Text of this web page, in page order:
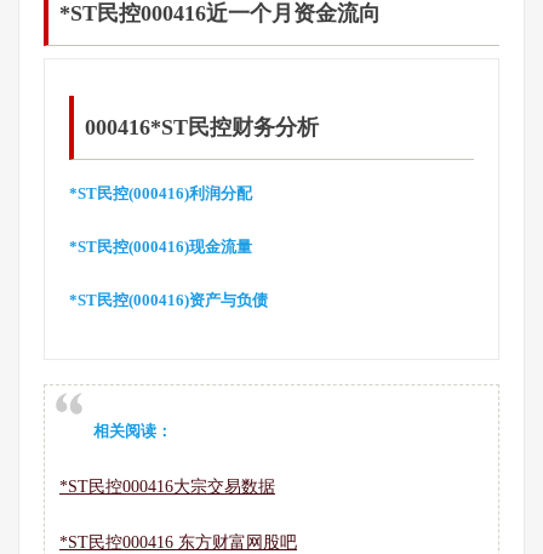
*ST民控000416近一个月资金流向
000416*ST民控财务分析
*ST民控(000416)利润分配
*ST民控(000416)现金流量
*ST民控(000416)资产与负债
相关阅读：
*ST民控000416大宗交易数据
*ST民控000416 东方财富网股吧